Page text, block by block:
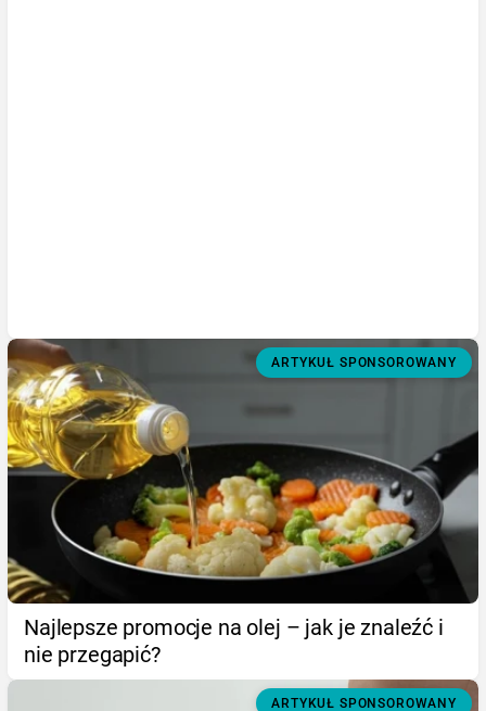
ARTYKUŁ SPONSOROWANY
Najlepsze promocje na olej – jak je znaleźć i
nie przegapić?
ARTYKUŁ SPONSOROWANY